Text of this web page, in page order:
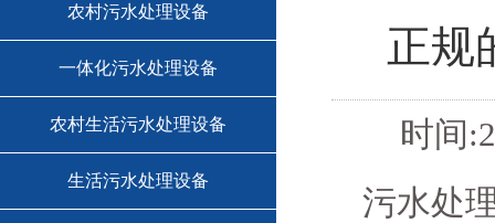
农村污水处理设备
一体化污水处理设备
农村生活污水处理设备
生活污水处理设备
正规
时间
污水处